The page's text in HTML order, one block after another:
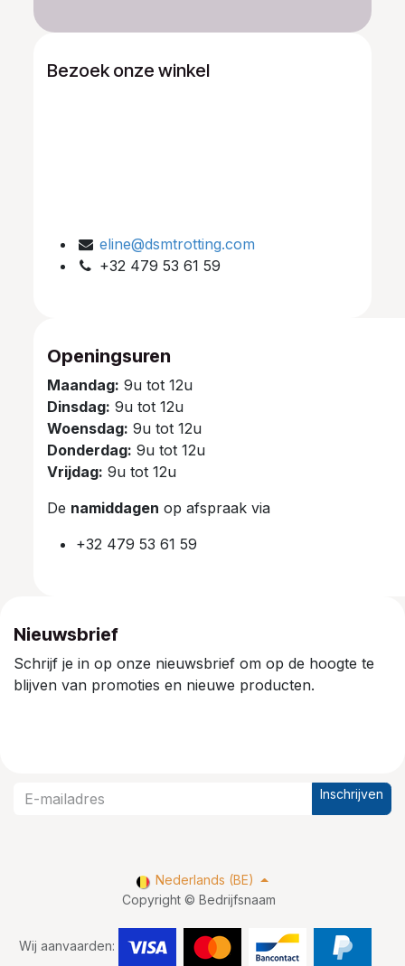
Bezoek onze winkel
eline@dsmtrotting.com
+32 479 53 61 59
Openingsuren
Maandag: 9u tot 12u
Dinsdag: 9u tot 12u
Woensdag: 9u tot 12u
Donderdag: 9u tot 12u
Vrijdag: 9u tot 12u
De namiddagen op afspraak via
+32 479 53 61 59
Nieuwsbrief
Schrijf je in op onze nieuwsbrief om op de hoogte te
blijven van promoties en nieuwe producten.
Inschrijven
Copyright © Bedrijfsnaam
Wij aanvaarden:
Nederlands (BE)